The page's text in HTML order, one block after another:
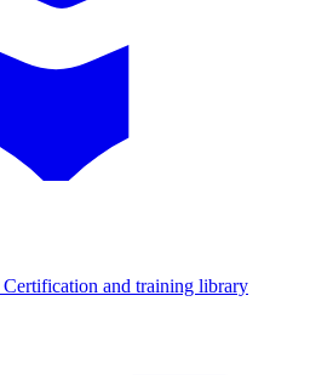
Certification and training library